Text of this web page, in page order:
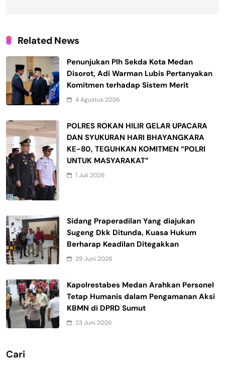
Related News
Penunjukan Plh Sekda Kota Medan
Disorot, Adi Warman Lubis Pertanyakan
Komitmen terhadap Sistem Merit
4 Agustus 2026
POLRES ROKAN HILIR GELAR UPACARA
DAN SYUKURAN HARI BHAYANGKARA
KE-80, TEGUHKAN KOMITMEN “POLRI
UNTUK MASYARAKAT”
1 Juli 2026
Sidang Praperadilan Yang diajukan
Sugeng Dkk Ditunda, Kuasa Hukum
Berharap Keadilan Ditegakkan
29 Juni 2026
Kapolrestabes Medan Arahkan Personel
Tetap Humanis dalam Pengamanan Aksi
KBMN di DPRD Sumut
23 Juni 2026
Cari